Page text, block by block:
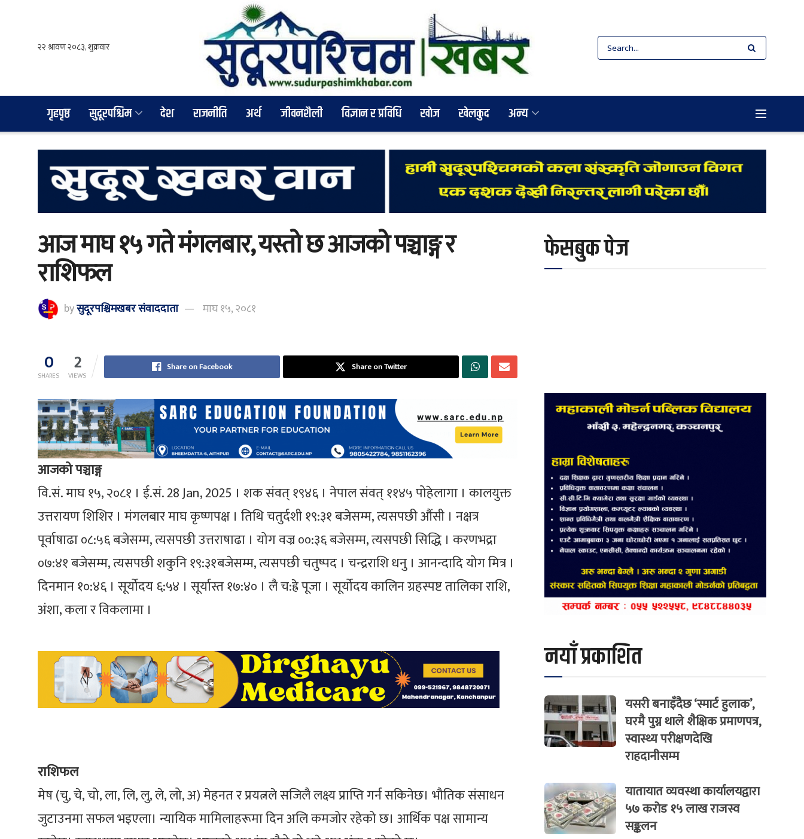
गृहपृष्ठ सुदूरपश्चिम देश राजनीति अर्थ जीवनशैली विज्ञान र प्रविधि खाेज खेलकुद अन्य
आज माघ १५ गते मंगलबार, यस्तो छ आजको पञ्चाङ्ग र
राशिफल
byसुदूरपश्चिमखबर संंवाददाता माघ १५, २०८१
0
SHARES 2
VIEWS
Share on Facebook Share on Twitter
आजको पञ्चाङ्ग
वि.सं. माघ १५, २०८१ । ई.सं. 28 Jan, 2025 । शक संवत् १९४६ । नेपाल संवत् ११४५ पोहेलागा । कालयुक्त
उत्तरायण शिशिर । मंगलबार माघ कृष्णपक्ष । तिथि चतुर्दशी १९:३१ बजेसम्म, त्यसपछी औंसी । नक्षत्र
पूर्वाषाढा ०८:५६ बजेसम्म, त्यसपछी उत्तराषाढा । योग वज्र ००:३६ बजेसम्म, त्यसपछी सिद्धि । करणभद्रा
०७:४१ बजेसम्म, त्यसपछी शकुनि १९:३१बजेसम्म, त्यसपछी चतुष्पद । चन्द्रराशि धनु । आनन्दादि योग मित्र ।
दिनमान १०:४६ । सूर्योदय ६:५४ । सूर्यास्त १७:४० । लै च:ह्रे पूजा । सूर्योदय कालिन ग्रहस्पष्ट तालिका राशि,
अंशा, कला र विकलामा ।
राशिफल
मेष (चु, चे, चो, ला, लि, लु, ले, लो, अ) मेहनत र प्रयत्नले सजिलै लक्ष्य प्राप्ति गर्न सकिनेछ। भौतिक संसाधन
जुटाउनमा सफल भइएला। न्यायिक मामिलाहरूमा दिन अलि कमजोर रहेको छ। आर्थिक पक्ष सामान्य
फेसबुक पेज
नयाँ प्रकाशित
यसरी बनाइँदैछ ‘स्मार्ट हुलाक’,
घरमै पुग्न थाले शैक्षिक प्रमाणपत्र,
स्वास्थ्य परीक्षणदेखि
राहदानीसम्म
यातायात व्यवस्था कार्यालयद्वारा
५७ करोड १५ लाख राजस्व
सङ्कलन